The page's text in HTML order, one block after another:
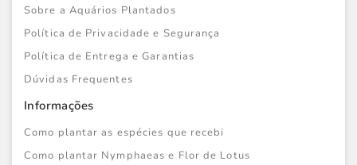
Sobre a Aquários Plantados
Política de Privacidade e Segurança
Política de Entrega e Garantias
Dúvidas Frequentes
Informações
Como plantar as espécies que recebi
Como plantar Nymphaeas e Flor de Lotus